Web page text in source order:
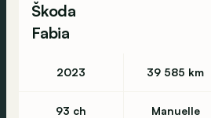
Škoda
Fabia
2023 39 585 km
93 ch Manuelle